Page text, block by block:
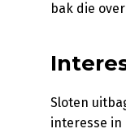
bak die
Sloten
interesse in